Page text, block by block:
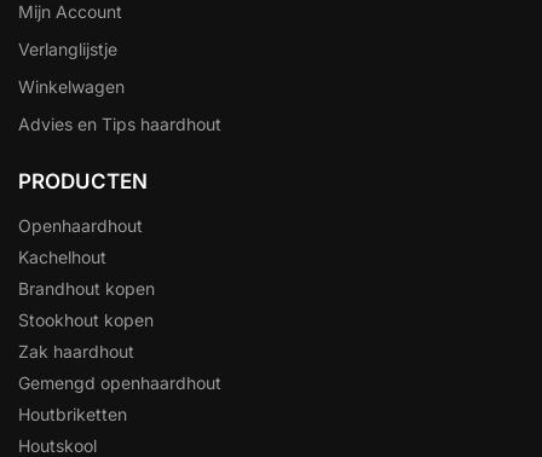
Mijn Account
Verlanglijstje
Winkelwagen
Advies en Tips haardhout
PRODUCTEN
Openhaardhout
Kachelhout
Brandhout kopen
Stookhout kopen
Zak haardhout
Gemengd openhaardhout
Houtbriketten
Houtskool